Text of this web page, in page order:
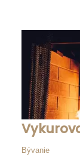
Bývanie